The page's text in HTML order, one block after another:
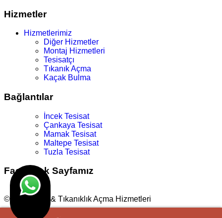
Hizmetler
Hizmetlerimiz
Diğer Hizmetler
Montaj Hizmetleri
Tesisatçı
Tıkanık Açma
Kaçak Bulma
Bağlantılar
İncek Tesisat
Çankaya Tesisat
Mamak Tesisat
Maltepe Tesisat
Tuzla Tesisat
Facebook Sayfamız
© Su Tesisat & Tıkanıklık Açma Hizmetleri
Tasarım